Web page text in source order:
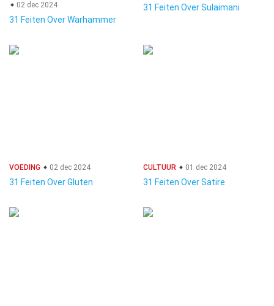
02 dec 2024
31 Feiten Over Warhammer
31 Feiten Over Sulaimani
VOEDING 02 dec 2024
31 Feiten Over Gluten
CULTUUR 01 dec 2024
31 Feiten Over Satire